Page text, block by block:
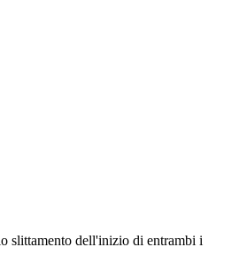
slittamento dell'inizio di entrambi i